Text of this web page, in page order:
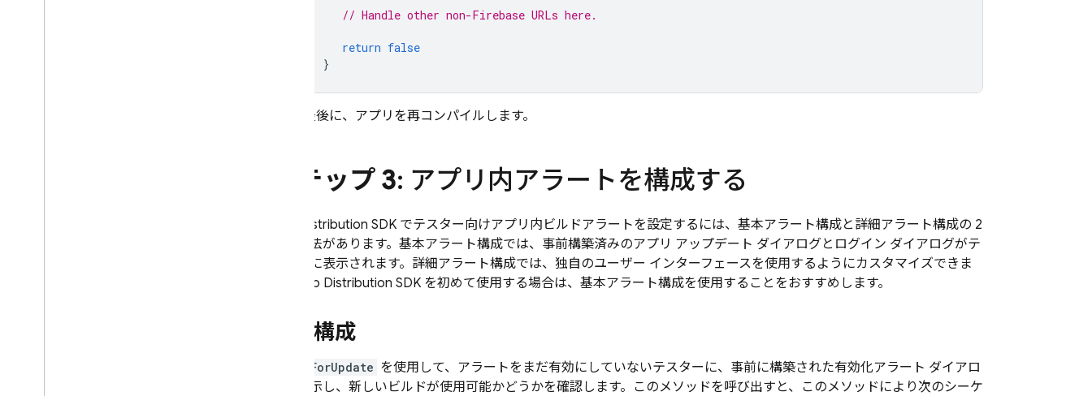
// Handle other non-Firebase URLs here.
return false
}
最後に、アプリを再コンパイルします。
ステップ 3: アプリ内アラートを構成する
App Distribution SDK でテスター向けアプリ内ビルドアラートを設定するには、基本アラート構成と詳細アラート構成の 2
つの方法があります。基本アラート構成では、事前構築済みのアプリ アップデート ダイアログとログイン ダイアログがテ
スターに表示されます。詳細アラート構成では、独自のユーザー インターフェースを使用するようにカスタマイズできま
App Distribution SDK を初めて使用する場合は、基本アラート構成を使用することをおすすめします。
基本構成
checkForUpdate を使用して、アラートをまだ有効にしていないテスターに、事前に構築された有効化アラート ダイアロ
グを表示し、新しいビルドが使用可能かどうかを確認します。このメソッドを呼び出すと、このメソッドにより次のシーケ